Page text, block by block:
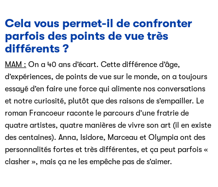
Cela vous permet-il de confronter
parfois des points de vue très
différents ?
MAM : On a 40 ans d’écart. Cette différence d’âge,
d’expériences, de points de vue sur le monde, on a toujours
essayé d’en faire une force qui alimente nos conversations
et notre curiosité, plutôt que des raisons de s’empailler. Le
roman Francoeur raconte le parcours d’une fratrie de
quatre artistes, quatre manières de vivre son art (il en existe
des centaines). Anna, Isidore, Marceau et Olympia ont des
personnalités fortes et très différentes, et ça peut parfois «
clasher », mais ça ne les empêche pas de s’aimer.